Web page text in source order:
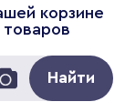
корзине
товаров
Найти